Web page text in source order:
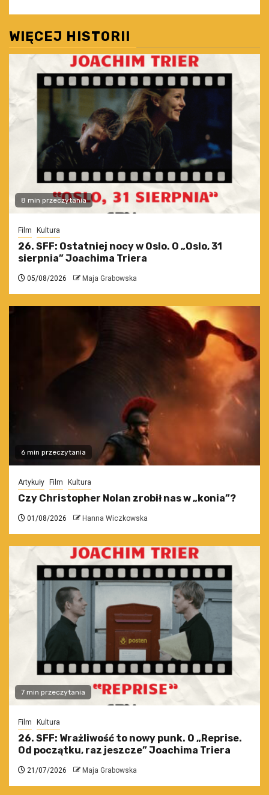
WIĘCEJ HISTORII
8 min przeczytania
Film Kultura
26. SFF: Ostatniej nocy w Oslo. O „Oslo, 31
sierpnia” Joachima Triera
05/08/2026 Maja Grabowska
6 min przeczytania
Artykuły Film Kultura
Czy Christopher Nolan zrobił nas w „konia”?
01/08/2026 Hanna Wiczkowska
7 min przeczytania
Film Kultura
26. SFF: Wrażliwość to nowy punk. O „Reprise.
Od początku, raz jeszcze” Joachima Triera
21/07/2026 Maja Grabowska